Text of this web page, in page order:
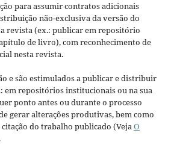
para assumir contratos adicionais
não-exclusiva da versão do
revista (ex.: publicar em repositório
de livro), com reconhecimento de
nesta revista.
e são estimulados a publicar e distribuir
em repositórios institucionais ou na sua
ponto antes ou durante o processo
gerar alterações produtivas, bem como
do trabalho publicado (VejaO